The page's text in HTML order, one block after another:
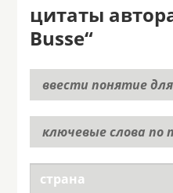
цитаты
Busse“